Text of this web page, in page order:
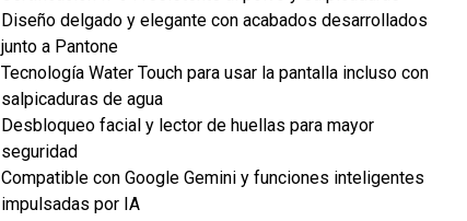
Diseño delgado y elegante con acabados desarrollados
junto a Pantone
Tecnología Water Touch para usar la pantalla incluso con
salpicaduras de agua
Desbloqueo facial y lector de huellas para mayor
seguridad
Compatible con Google Gemini y funciones inteligentes
impulsadas por IA